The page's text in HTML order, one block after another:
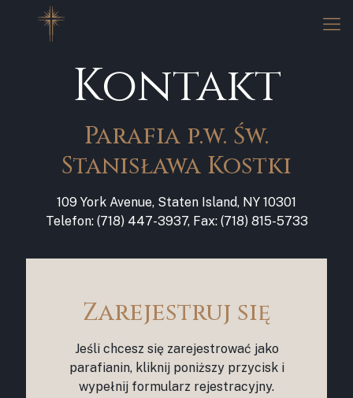
Kontakt
Parafia p.w. Św.
Stanisława Kostki
109 York Avenue, Staten Island, NY 10301
Telefon: (718) 447-3937, Fax: (718) 815-5733
Zarejestruj się
Jeśli chcesz się zarejestrować jako
parafianin, kliknij poniższy przycisk i
wypełnij formularz rejestracyjny.